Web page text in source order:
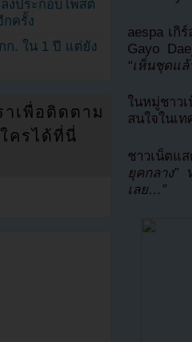
aespa เกิ
Gayo
“เห็นชุดแ
ในหมู่ชาว
สนใจในเ
ชาวเน็ตแ
ยุคกลาง”
เลย…”
งประกอบโพสต์
กครั้ง
ก. ใน 1 ปี แต่ยัง
เพื่อติดตาม
ครได้ที่นี่